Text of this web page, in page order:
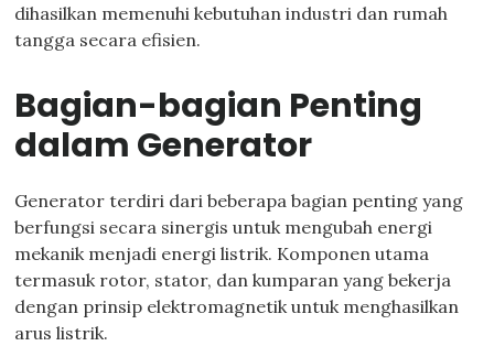
dihasilkan memenuhi kebutuhan industri dan rumah
tangga secara efisien.
Bagian-bagian Penting
dalam Generator
Generator terdiri dari beberapa bagian penting yang
berfungsi secara sinergis untuk mengubah energi
mekanik menjadi energi listrik. Komponen utama
termasuk rotor, stator, dan kumparan yang bekerja
dengan prinsip elektromagnetik untuk menghasilkan
arus listrik.